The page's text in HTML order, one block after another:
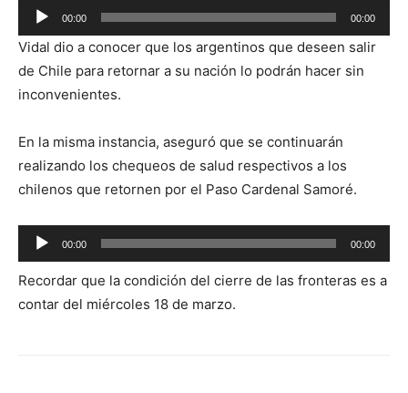
Reproductor
de
audio
00:00 00:00
Vidal dio a conocer que los argentinos que deseen salir
de Chile para retornar a su nación lo podrán hacer sin
inconvenientes.
En la misma instancia, aseguró que se continuarán
realizando los chequeos de salud respectivos a los
chilenos que retornen por el Paso Cardenal Samoré.
Reproductor
de
audio
00:00 00:00
Recordar que la condición del cierre de las fronteras es a
contar del miércoles 18 de marzo.